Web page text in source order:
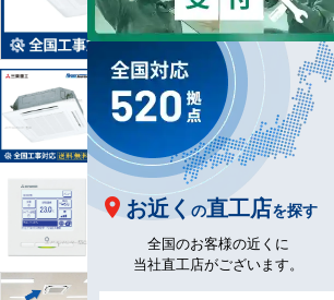
標準 三相
重工 業務
パーイン
パネル 天
2.3馬力 シ
相200V ワ
ン
お近く の直工店を探す
全国のお客様の近くに
当社直工店がございます。